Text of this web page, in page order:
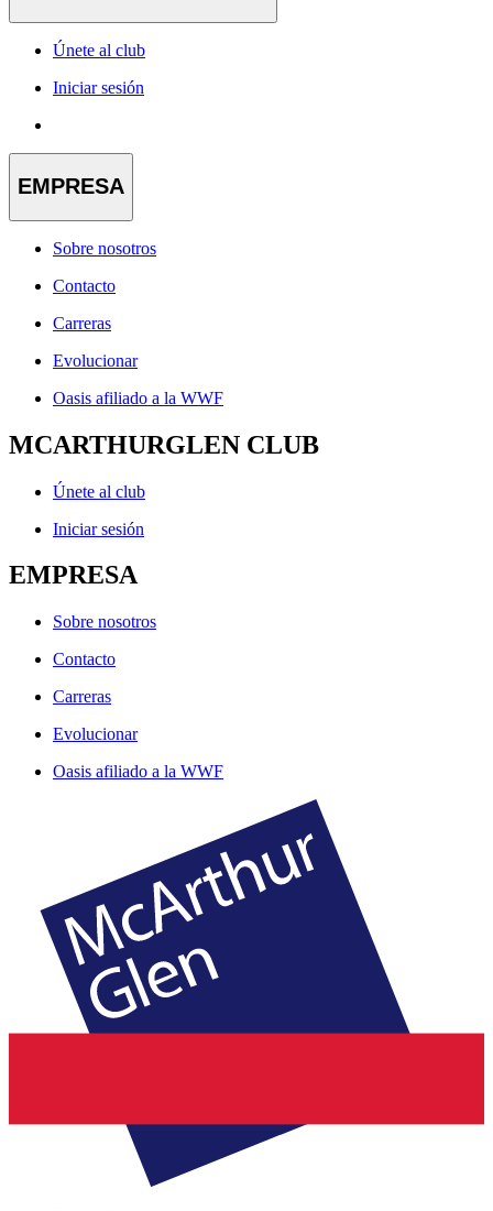
Únete al club
Iniciar sesión
EMPRESA
Sobre nosotros
Contacto
Carreras
Evolucionar
Oasis afiliado a la WWF
MCARTHURGLEN CLUB
Únete al club
Iniciar sesión
EMPRESA
Sobre nosotros
Contacto
Carreras
Evolucionar
Oasis afiliado a la WWF